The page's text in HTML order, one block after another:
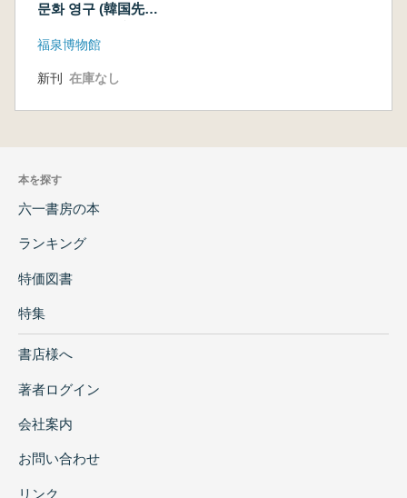
문화 영구 (韓国先
究)
福泉博物館
新刊 在庫なし
本を探す
六一書房の本
ランキング
特価図書
特集
書店様へ
著者ログイン
会社案内
お問い合わせ
リンク